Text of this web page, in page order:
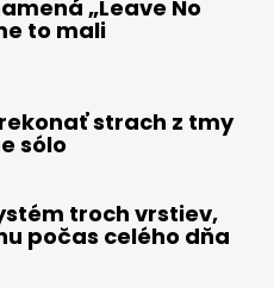
„Leave No
to mali
strach z tmy
sólo
troch vrstiev,
počas celého dňa